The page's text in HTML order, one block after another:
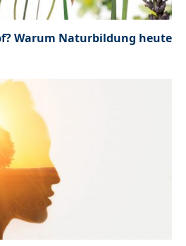
Warum Naturbildung heute